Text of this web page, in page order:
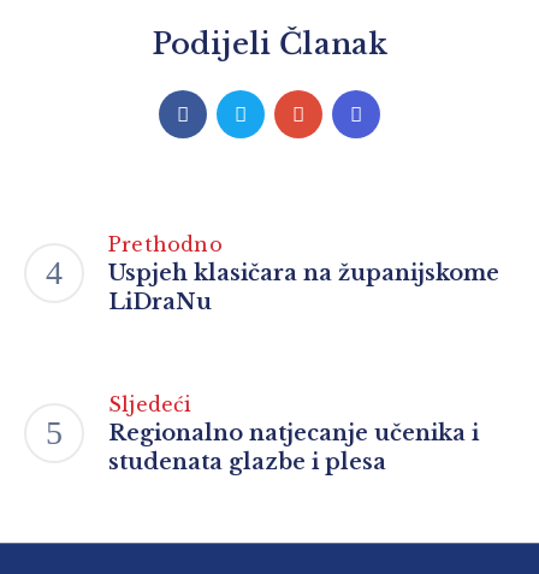
Podijeli Članak
Prethodno
Uspjeh klasičara na županijskome
LiDraNu
Sljedeći
Regionalno natjecanje učenika i
studenata glazbe i plesa